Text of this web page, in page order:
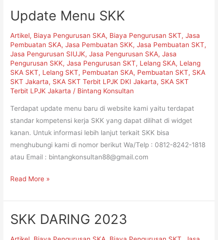
Update Menu SKK
Artikel, Biaya Pengurusan SKA, Biaya Pengurusan SKT,Jasa
Pembuatan SKA,Jasa Pembuatan SKK,Jasa Pembuatan SKT,
Jasa Pengurusan SIUJK,Jasa Pengurusan SKA,Jasa
Pengurusan SKK,Jasa Pengurusan SKT, Lelang SKA, Lelang
SKA SKT, Lelang SKT, Pembuatan SKA, Pembuatan SKT, SKA
SKT Jakarta, SKA SKT Terbit LPJK DKI Jakarta, SKA SKT
Terbit LPJK Jakarta / Bintang Konsultan
Terdapat update menu baru di website kami yaitu terdapat
standar kompetensi kerja SKK yang dapat dilihat di widget
kanan. Untuk informasi lebih lanjut terkait SKK bisa
menghubungi kami di nomor berikut Wa/Telp : 0812-8242-1818
atau Email : bintangkonsultan88@gmail.com
Update
Menu
SKK
Read More »
SKK DARING 2023
SKK